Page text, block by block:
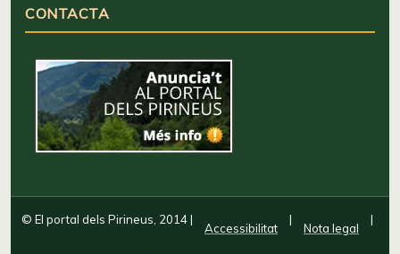
CONTACTA
© El portal dels Pirineus, 2014|
Accessibilitat
|
Nota legal
|